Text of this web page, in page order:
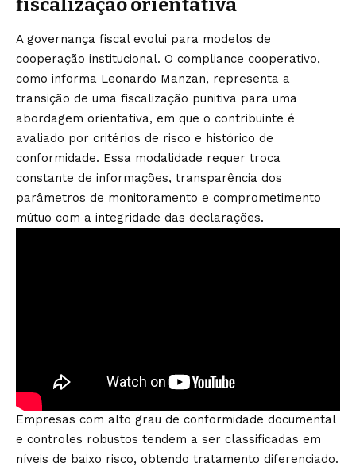
fiscalização orientativa
A governança fiscal evolui para modelos de
cooperação institucional. O compliance cooperativo,
como informa Leonardo Manzan, representa a
transição de uma fiscalização punitiva para uma
abordagem orientativa, em que o contribuinte é
avaliado por critérios de risco e histórico de
conformidade. Essa modalidade requer troca
constante de informações, transparência dos
parâmetros de monitoramento e comprometimento
mútuo com a integridade das declarações.
Empresas com alto grau de conformidade documental
e controles robustos tendem a ser classificadas em
níveis de baixo risco, obtendo tratamento diferenciado.